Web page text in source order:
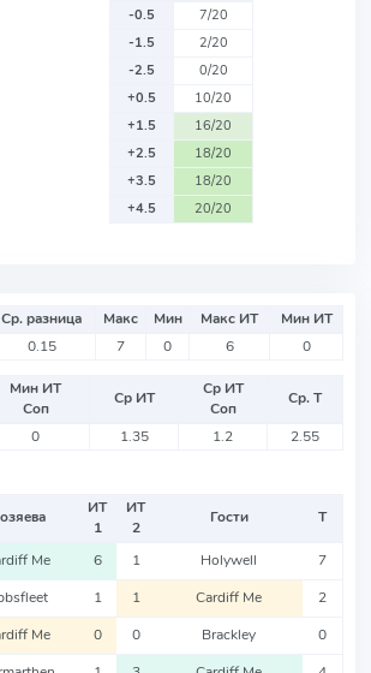
-0.5
7/20
-1.5
2/20
-2.5
0/20
+0.5
10/20
+1.5
16/20
+2.5
18/20
+3.5
18/20
+4.5
20/20
Ср. разница Макс Мин Макс ИТ
Мин ИТ
0.15 7 0 6 0
Мин ИТ
Соп
Ср ИТ
Ср ИТ
Соп
Ср. Т
0 1.35 1.2 2.55
ИТ
1
ИТ
2
Гости Т
Me 6 1 Holywell 7
1 1 Cardiff Me 2
Me 0 0 Brackley 0